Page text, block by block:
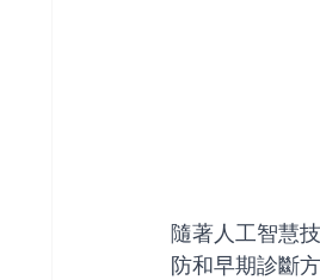
隨著人工智慧
防和早期診斷